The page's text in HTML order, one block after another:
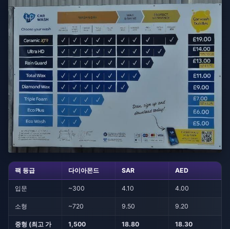
팩 등급 다이아몬드 SAR AED
입문 ~300 4.10 4.00
소형 ~720 9.50 9.20
중형 (최고 가
1,500 18.80 18.30